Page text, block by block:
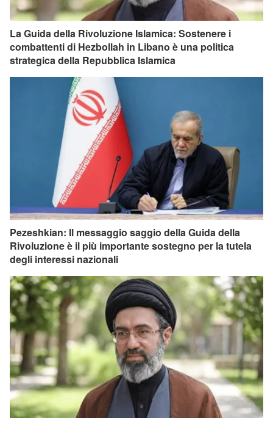
La Guida della Rivoluzione Islamica: Sostenere i
combattenti di Hezbollah in Libano è una politica
strategica della Repubblica Islamica
Pezeshkian: Il messaggio saggio della Guida della
Rivoluzione è il più importante sostegno per la tutela
degli interessi nazionali